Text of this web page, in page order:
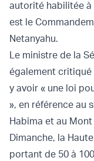
autorité habilitée à
est le
Netanyahu.
Le ministre de la
également critiqué
y avoir « une loi
», en référence au
Habima et au
Dimanche, la
portant de 50 à